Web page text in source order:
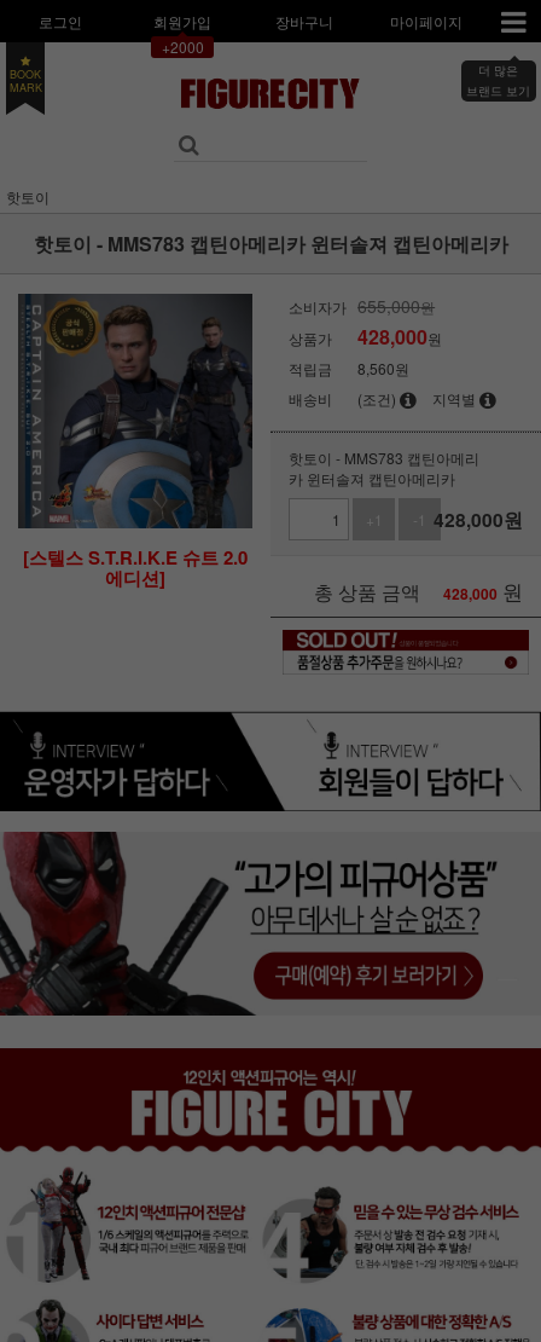
로그인
회원가입
+2000
장바구니 마이페이지
더 많은
브랜드 보기
BOOK
MARK
핫토이
핫토이 - MMS783 캡틴아메리카 윈터솔져 캡틴아메리카
[스텔스 S.T.R.I.K.E 슈트 2.0
에디션]
소비자가 655,000원
상품가
428,000원
적립금
8,560원
배송비
(조건) 지역별
핫토이 - MMS783 캡틴아메리
카 윈터솔져 캡틴아메리카
+1
-1 428,000원
총 상품 금액 428,000 원